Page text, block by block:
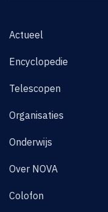
Actueel
Encyclopedie
Telescopen
Organisaties
Onderwijs
Over NOVA
Colofon